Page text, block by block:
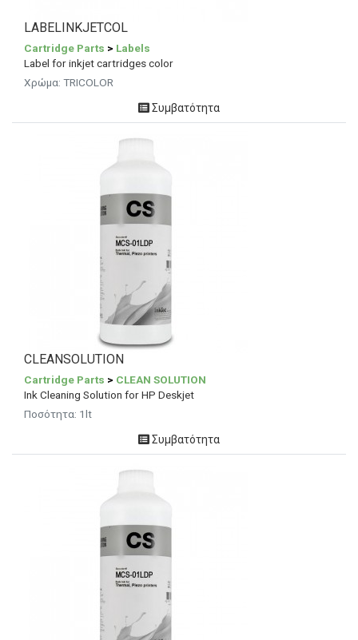
LABELINKJETCOL
Cartridge Parts > Labels
Label for inkjet cartridges color
Χρώμα: TRICOLOR
Συμβατότητα
CLEANSOLUTION
Cartridge Parts > CLEAN SOLUTION
Ink Cleaning Solution for HP Deskjet
Ποσότητα: 1lt
Συμβατότητα